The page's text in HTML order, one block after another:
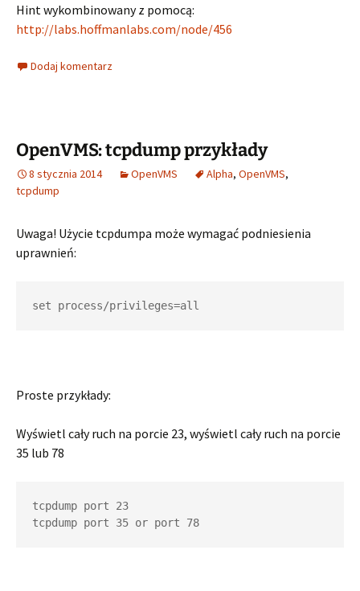
Hint wykombinowany z pomocą:
http://labs.hoffmanlabs.com/node/456
Dodaj komentarz
OpenVMS: tcpdump przykłady
8 stycznia 2014 OpenVMS Alpha, OpenVMS,
tcpdump
Uwaga! Użycie tcpdumpa może wymagać podniesienia
uprawnień:
set process/privileges=all
Proste przykłady:
Wyświetl cały ruch na porcie 23, wyświetl cały ruch na porcie
35 lub 78
tcpdump port 23
tcpdump port 35 or port 78